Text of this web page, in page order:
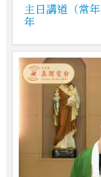
主日講道（常
年